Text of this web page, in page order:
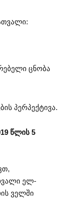
ცნობა
პერპექტივა.
წლის 5
ელ-
ველში